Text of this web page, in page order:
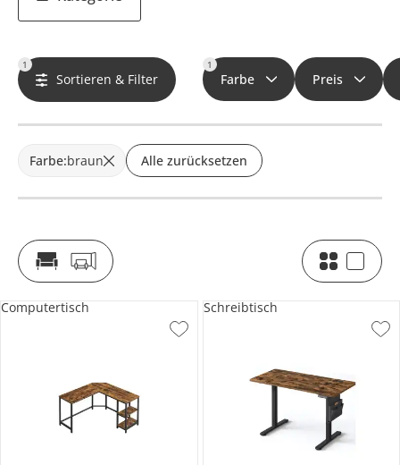
1
Sortieren & Filter
1
Farbe Preis
Farbe:braun Alle zurücksetzen
Computertisch Schreibtisch